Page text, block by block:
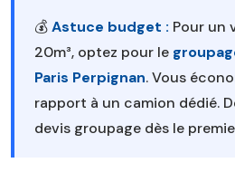
💰Astuce budget : Pour un
20m³, optez pour le
Paris Perpignan. Vous
rapport à un camion dédié.
devis groupage dès le